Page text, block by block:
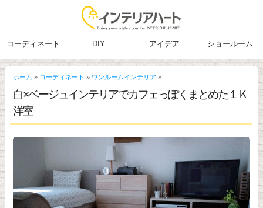
コーディネート DIY アイデア ショールーム
ホーム » コーディネート » ワンルームインテリア »
白×ベージュインテリアでカフェっぽくまとめた１Ｋ
洋室